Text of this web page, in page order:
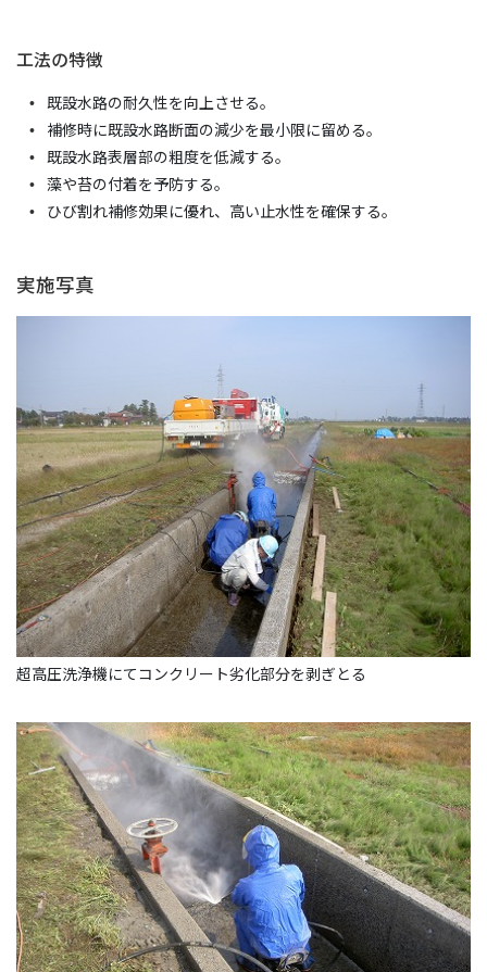
工法の特徴
既設水路の耐久性を向上させる。
補修時に既設水路断面の減少を最小限に留める。
既設水路表層部の粗度を低減する。
藻や苔の付着を予防する。
ひび割れ補修効果に優れ、高い止水性を確保する。
実施写真
超高圧洗浄機にてコンクリート劣化部分を剥ぎとる
構造物補修工事
除 雪
技術紹介
工事進捗状況
採用情報
「 パッ とわかる」郷土建設藤村組
社員インタビュー
インターンシップ
採用情報【新卒】
採用情報【一般】
お問い合わせ